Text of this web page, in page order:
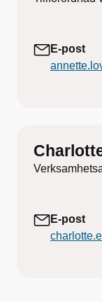
E-post
E-post